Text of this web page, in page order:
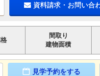
資料請求・お問い合
間取り
建物面積
見学予約をする